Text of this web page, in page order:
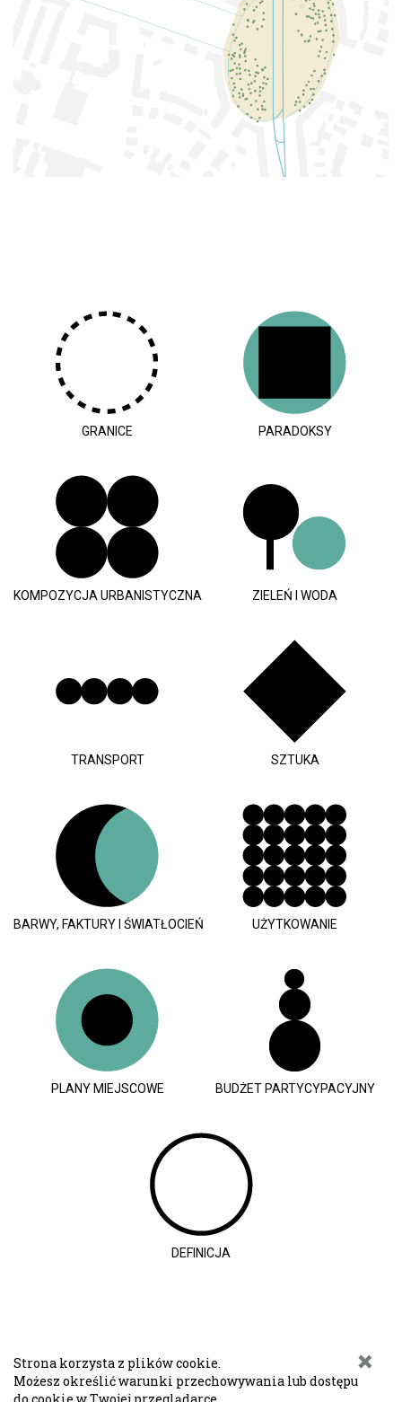
GRANICE PARADOKSY
KOMPOZYCJA URBANISTYCZNA ZIELEŃ I WODA
TRANSPORT SZTUKA
BARWY, FAKTURY I ŚWIATŁOCIEŃ UŻYTKOWANIE
PLANY MIEJSCOWE BUDŻET PARTYCYPACYJNY
DEFINICJA
Strona korzysta z plików cookie.
Możesz określić warunki przechowywania lub dostępu